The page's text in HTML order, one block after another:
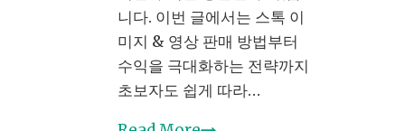
니다. 이번 글에서는 스톡 이
미지 & 영상 판매 방법부터
수익을 극대화하는 전략까지
초보자도 쉽게 따라…